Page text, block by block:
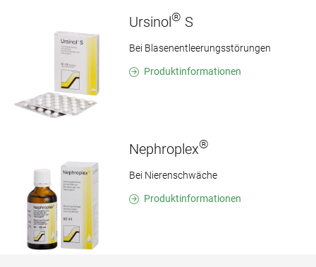
Ursinol® S
Bei Blasenentleerungsstörungen
Produktinformationen
Nephroplex®
Bei Nierenschwäche
Produktinformationen